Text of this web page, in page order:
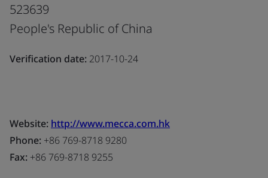
523639
People's Republic of China
Verification date: 2017-10-24
Website: http://www.mecca.com.hk
Phone: +86 769-8718 9280
Fax: +86 769-8718 9255